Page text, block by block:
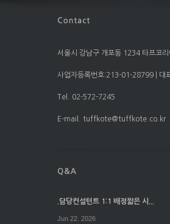
서울시 강남구 개포동 1234 타프코리
사업자등록번호:213-01-28799 | 대
Tel. 02-572-7245
E-mail. tuffkote@tuffkote.co.kr
.담당컨설턴트 1:1 배정짧은 시...
Jun 22. 2026